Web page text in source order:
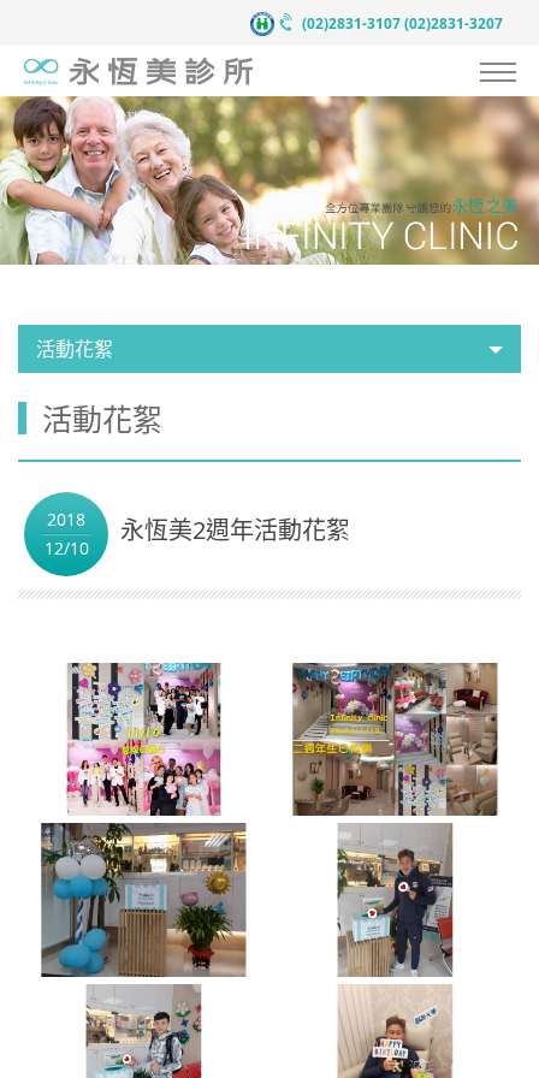
(02)2831-3107(02)2831-3207
認識永恆美
抗衰老預防醫學
服務項目
醫療團隊
醫療新知
新聞中心
聯絡我們
繁體中文
活動花絮
活動花絮
2018
12/10
永恆美2週年活動花絮